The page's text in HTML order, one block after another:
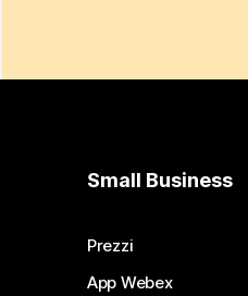
Small Business
Prezzi
App Webex